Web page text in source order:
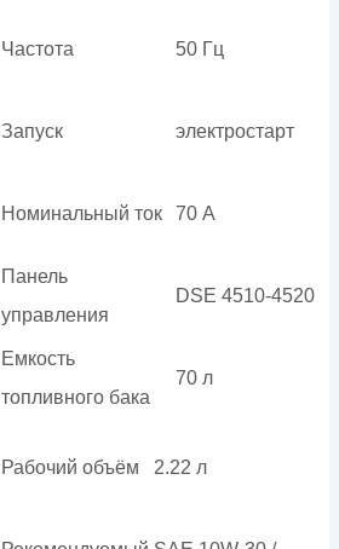
Частота 50 Гц
Запуск электростарт
Номинальный ток 70 А
Панель
управления
DSE 4510-4520
Емкость
топливного бака
70 л
Рабочий объём 2.22 л